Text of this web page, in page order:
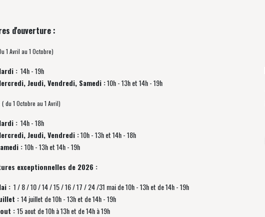
d'ouverture :
1 Avril au 1 Octobre)
: 14h - 19h
Jeudi, Vendredi, Samedi :10h - 13h et 14h - 19h
( du 1 Octobre au 1 Avril)
: 14h - 18h
Jeudi, Vendredi :10h - 13h et 14h - 18h
:10h - 13h et 14h - 19h
exceptionnelles de 2026 :
: 1 / 8 / 10 / 14 / 15 / 16 / 17 / 24 /31 mai de 10h - 13h et de 14h - 19h
:14 juillet de 10h - 13h et de 14h - 19h
:15 aout de 10h à 13h et de 14h à 19h